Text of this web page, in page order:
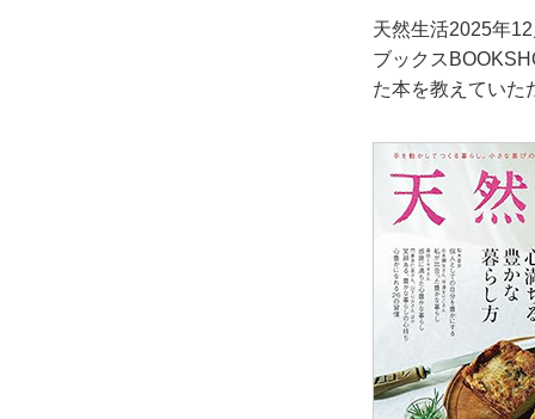
天然生活2025年
ブックス
た本を教えていた